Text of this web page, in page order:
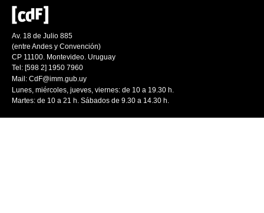
Av. 18 de Julio 885
(entre Andes y Convención)
CP 11100. Montevideo. Uruguay
Tel: [598 2] 1950 7960
Mail: CdF@imm.gub.uy
Lunes, miércoles, jueves, viernes: de 10 a 19.30 h.
Martes: de 10 a 21 h. Sábados de 9.30 a 14.30 h.